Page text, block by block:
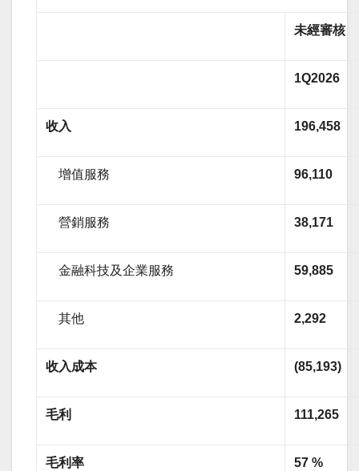
未經審核
1Q2026
收入 196,458
增值服務 96,110
營銷服務 38,171
金融科技及企業服務 59,885
其他 2,292
收入成本 (85,193)
毛利 111,265
毛利率 57 %